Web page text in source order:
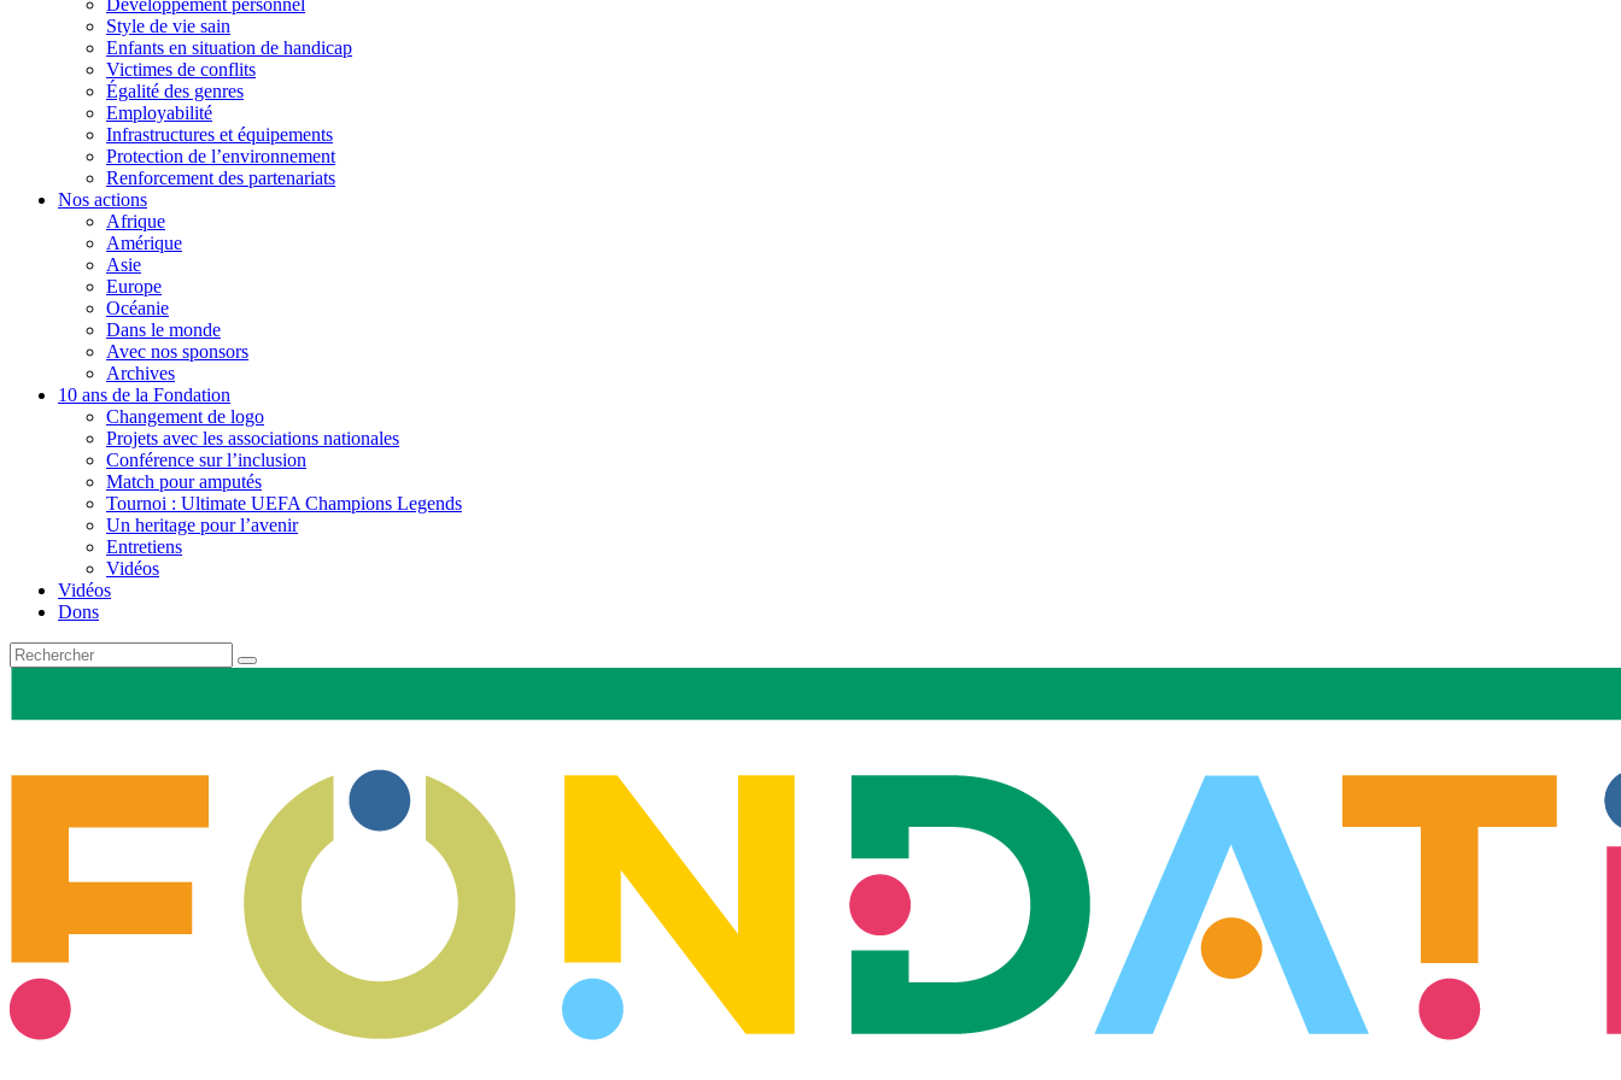
Développement personnel
Style de vie sain
Enfants en situation de handicap
Victimes de conflits
Égalité des genres
Employabilité
Infrastructures et équipements
Protection de l’environnement
Renforcement des partenariats
Nos actions
Afrique
Amérique
Asie
Europe
Océanie
Dans le monde
Avec nos sponsors
Archives
10 ans de la Fondation
Changement de logo
Projets avec les associations nationales
Conférence sur l’inclusion
Match pour amputés
Tournoi : Ultimate UEFA Champions Legends
Un heritage pour l’avenir
Entretiens
Vidéos
Vidéos
Dons
Recherche
pour